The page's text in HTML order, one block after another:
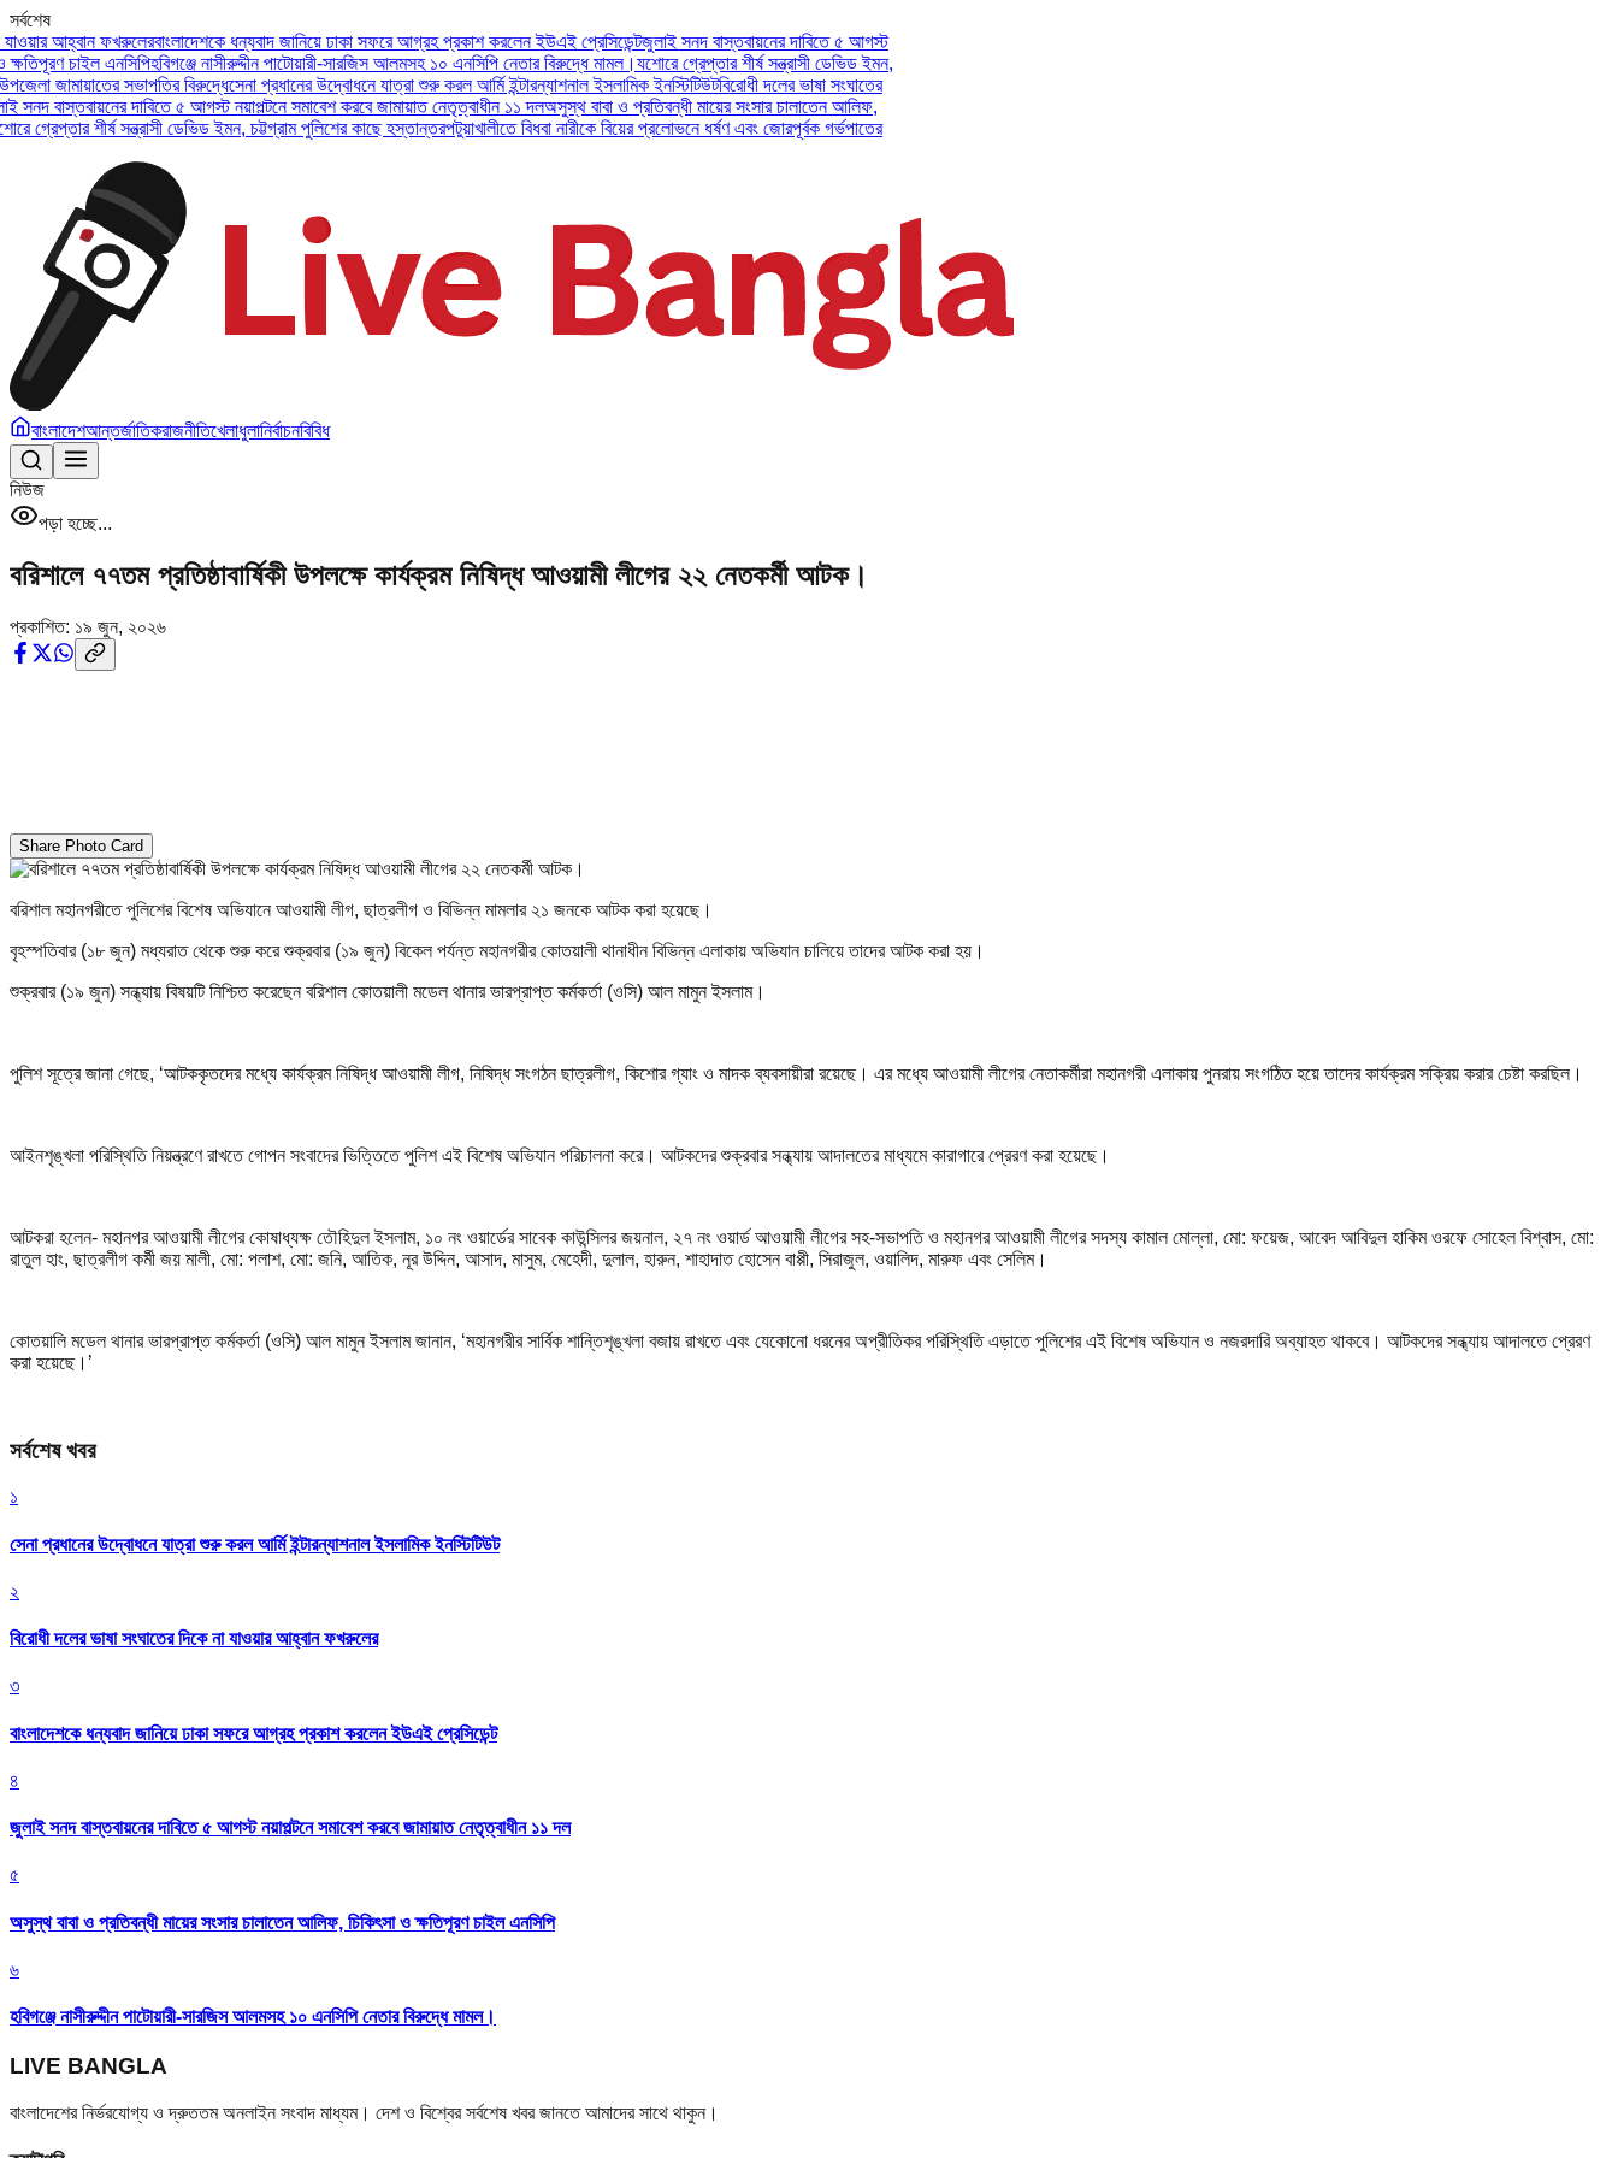
সর্বশেষ
আহ্বান ফখরুলেরবাংলাদেশকে ধন্যবাদ জানিয়ে ঢাকা সফরে আগ্রহ প্রকাশ করলেন ইউএই প্রেসিডেন্টজুলাই সনদ বাস্তবায়নের দাবিতে ৫ আগস্ট
চাইল এনসিপিহবিগঞ্জে নাসীরুদ্দীন পাটোয়ারী-সারজিস আলমসহ ১০ এনসিপি নেতার বিরুদ্ধে মামল।যশোরে গ্রেপ্তার শীর্ষ সন্ত্রাসী ডেভিড ইমন,
সভাপতির বিরুদ্ধেসেনা প্রধানের উদ্বোধনে যাত্রা শুরু করল আর্মি ইন্টারন্যাশনাল ইসলামিক ইনস্টিটিউটবিরোধী দলের ভাষা সংঘাতের
দাবিতে ৫ আগস্ট নয়াপল্টনে সমাবেশ করবে জামায়াত নেতৃত্বাধীন ১১ দলঅসুস্থ বাবা ও প্রতিবন্ধী মায়ের সংসার চালাতেন আলিফ,
শীর্ষ সন্ত্রাসী ডেভিড ইমন, চট্টগ্রাম পুলিশের কাছে হস্তান্তরপটুয়াখালীতে বিধবা নারীকে বিয়ের প্রলোভনে ধর্ষণ এবং জোরপূর্বক গর্ভপাতের
বাংলাদেশআন্তর্জাতিকরাজনীতিখেলাধুলানির্বাচনবিবিধ
নিউজ
পড়া হচ্ছে...
বরিশালে ৭৭তম প্রতিষ্ঠাবার্ষিকী উপলক্ষে কার্যক্রম নিষিদ্ধ আওয়ামী লীগের ২২ নেতকর্মী আটক।
প্রকাশিত: ১৯ জুন, ২০২৬
Share Photo Card
বরিশাল মহানগরীতে পুলিশের বিশেষ অভিযানে আওয়ামী লীগ, ছাত্রলীগ ও বিভিন্ন মামলার ২১ জনকে আটক করা হয়েছে।
বৃহস্পতিবার (১৮ জুন) মধ্যরাত থেকে শুরু করে শুক্রবার (১৯ জুন) বিকেল পর্যন্ত মহানগরীর কোতয়ালী থানাধীন বিভিন্ন এলাকায় অভিযান চালিয়ে তাদের আটক করা হয়।
শুক্রবার (১৯ জুন) সন্ধ্যায় বিষয়টি নিশ্চিত করেছেন বরিশাল কোতয়ালী মডেল থানার ভারপ্রাপ্ত কর্মকর্তা (ওসি) আল মামুন ইসলাম।
পুলিশ সূত্রে জানা গেছে, ‘আটককৃতদের মধ্যে কার্যক্র‍ম নিষিদ্ধ আওয়ামী লীগ, নিষিদ্ধ সংগঠন ছাত্রলীগ, কিশোর গ্যাং ও মাদক ব্যবসায়ীরা রয়েছে। এর মধ্যে আওয়ামী লীগের নেতাকর্মীরা মহানগরী এলাকায় পুনরায় সংগঠিত হয়ে তাদের কার্যক্র‍ম সক্রিয় করার চেষ্টা করছিল।
আইনশৃঙ্খলা পরিস্থিতি নিয়ন্ত্রণে রাখতে গোপন সংবাদের ভিত্তিতে পুলিশ এই বিশেষ অভিযান পরিচালনা করে। আটকদের শুক্রবার সন্ধ্যায় আদালতের মাধ্যমে কারাগারে প্রেরণ করা হয়েছে।
আটকরা হলেন- মহানগর আওয়ামী লীগের কোষাধ্যক্ষ তৌহিদুল ইসলাম, ১০ নং ওয়ার্ডের সাবেক কাউন্সিলর জয়নাল, ২৭ নং ওয়ার্ড আওয়ামী লীগের সহ-সভাপতি ও মহানগর আওয়ামী লীগের সদস্য কামাল মোল্লা, মো: ফয়েজ, আবেদ আবিদুল হাকিম ওরফে সোহেল বিশ্বাস, মো:
রাতুল হাং, ছাত্রলীগ কর্মী জয় মালী, মো: পলাশ, মো: জনি, আতিক, নূর উদ্দিন, আসাদ, মাসুম, মেহেদী, দুলাল, হারুন, শাহাদাত হোসেন বাপ্পী, সিরাজুল, ওয়ালিদ, মারুফ এবং সেলিম।
কোতয়ালি মডেল থানার ভারপ্রাপ্ত কর্মকর্তা (ওসি) আল মামুন ইসলাম জানান, ‘মহানগরীর সার্বিক শান্তিশৃঙ্খলা বজায় রাখতে এবং যেকোনো ধরনের অপ্রীতিকর পরিস্থিতি এড়াতে পুলিশের এই বিশেষ অভিযান ও নজরদারি অব্যাহত থাকবে। আটকদের সন্ধ্যায় আদালতে প্রেরণ
করা হয়েছে।’
সর্বশেষ খবর
১
সেনা প্রধানের উদ্বোধনে যাত্রা শুরু করল আর্মি ইন্টারন্যাশনাল ইসলামিক ইনস্টিটিউট
২
বিরোধী দলের ভাষা সংঘাতের দিকে না যাওয়ার আহ্বান ফখরুলের
৩
বাংলাদেশকে ধন্যবাদ জানিয়ে ঢাকা সফরে আগ্রহ প্রকাশ করলেন ইউএই প্রেসিডেন্ট
৪
জুলাই সনদ বাস্তবায়নের দাবিতে ৫ আগস্ট নয়াপল্টনে সমাবেশ করবে জামায়াত নেতৃত্বাধীন ১১ দল
৫
অসুস্থ বাবা ও প্রতিবন্ধী মায়ের সংসার চালাতেন আলিফ, চিকিৎসা ও ক্ষতিপূরণ চাইল এনসিপি
৬
হবিগঞ্জে নাসীরুদ্দীন পাটোয়ারী-সারজিস আলমসহ ১০ এনসিপি নেতার বিরুদ্ধে মামল।
LIVE BANGLA
বাংলাদেশের নির্ভরযোগ্য ও দ্রুততম অনলাইন সংবাদ মাধ্যম। দেশ ও বিশ্বের সর্বশেষ খবর জানতে আমাদের সাথে থাকুন।